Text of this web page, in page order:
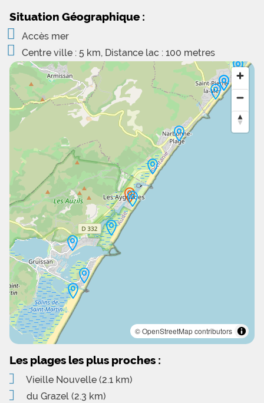
Situation Géographique :
Accès mer
Centre ville : 5 km, Distance lac : 100 metres
© OpenStreetMap contributors
Les plages les plus proches :
Vieille Nouvelle (2.1 km)
du Grazel (2.3 km)